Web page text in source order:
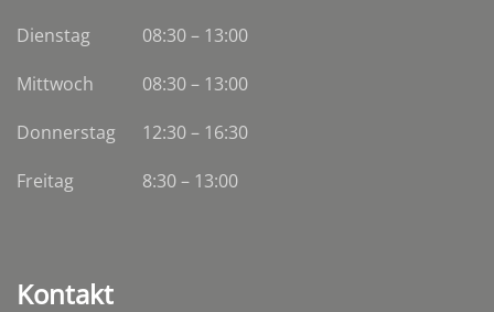
Dienstag
08:30– 13:00
Mittwoch
08:30– 13:00
Donnerstag
12:30 – 16:30
Freitag
8:30 – 13:00
Kontakt